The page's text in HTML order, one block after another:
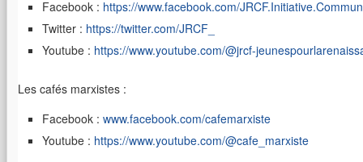
Facebook : https://www.facebook.com/
Twitter : https://twitter.com/JRCF_
Youtube : https://www.youtube.com/@jrcf-
Les cafés marxistes :
Facebook : www.facebook.com/cafemarxiste
Youtube : https://www.youtube.com/@cafe_marxiste